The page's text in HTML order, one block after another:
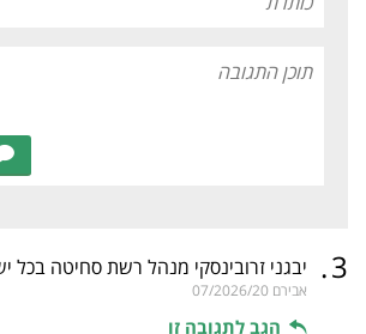
3
. יבגני זרובינסקי מנהל רשת סחיטה בכל
אבירם 07/2026/20
הגב לתגובה זו